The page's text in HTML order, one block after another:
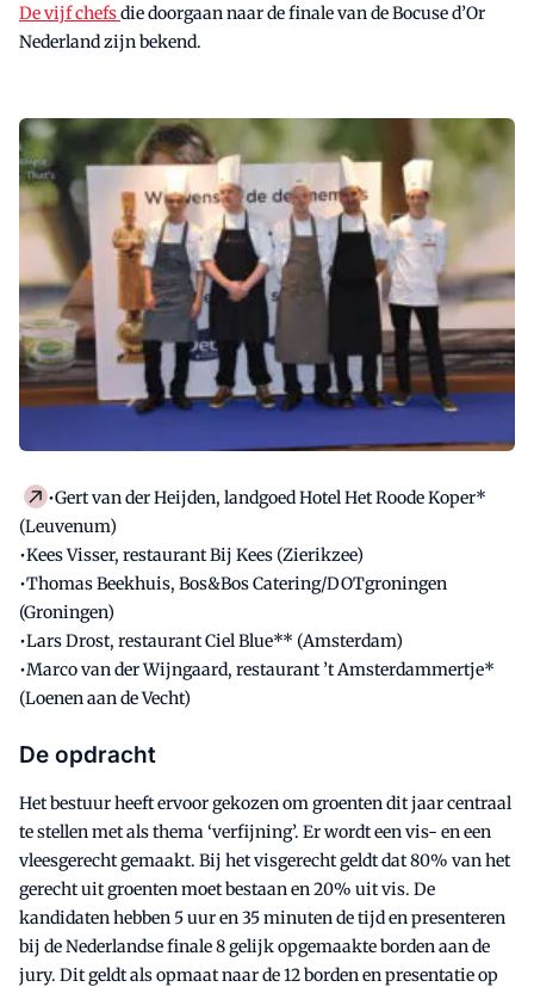
De vijf chefsdie doorgaan naar de finale van de Bocuse d’Or
Nederland zijn bekend.
•Gert van der Heijden, landgoed Hotel Het Roode Koper*
(Leuvenum)
•Kees Visser, restaurant Bij Kees (Zierikzee)
•Thomas Beekhuis, Bos&Bos Catering/DOTgroningen
(Groningen)
•Lars Drost, restaurant Ciel Blue** (Amsterdam)
•Marco van der Wijngaard, restaurant ’t Amsterdammertje*
(Loenen aan de Vecht)
De opdracht
Het bestuur heeft ervoor gekozen om groenten dit jaar centraal
te stellen met als thema ‘verfijning’. Er wordt een vis- en een
vleesgerecht gemaakt. Bij het visgerecht geldt dat 80% van het
gerecht uit groenten moet bestaan en 20% uit vis. De
kandidaten hebben 5 uur en 35 minuten de tijd en presenteren
bij de Nederlandse finale 8 gelijk opgemaakte borden aan de
jury. Dit geldt als opmaat naar de 12 borden en presentatie op